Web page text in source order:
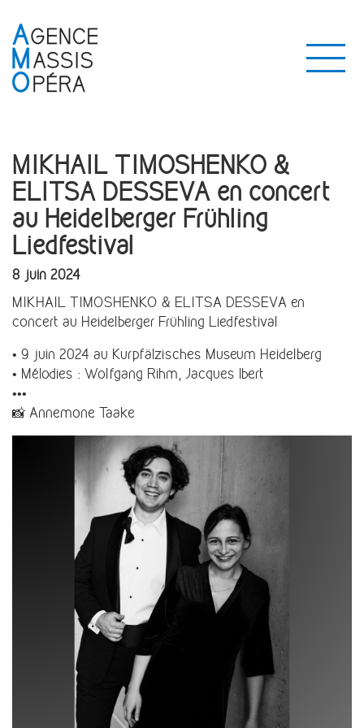
MIKHAIL TIMOSHENKO &
ELITSA DESSEVA en concert
au Heidelberger Frühling
Liedfestival
8 juin 2024
MIKHAIL TIMOSHENKO & ELITSA DESSEVA en
concert au Heidelberger Frühling Liedfestival
• 9 juin 2024 au Kurpfälzisches Museum Heidelberg
• Mélodies : Wolfgang Rihm, Jacques Ibert
•••
📸 Annemone Taake